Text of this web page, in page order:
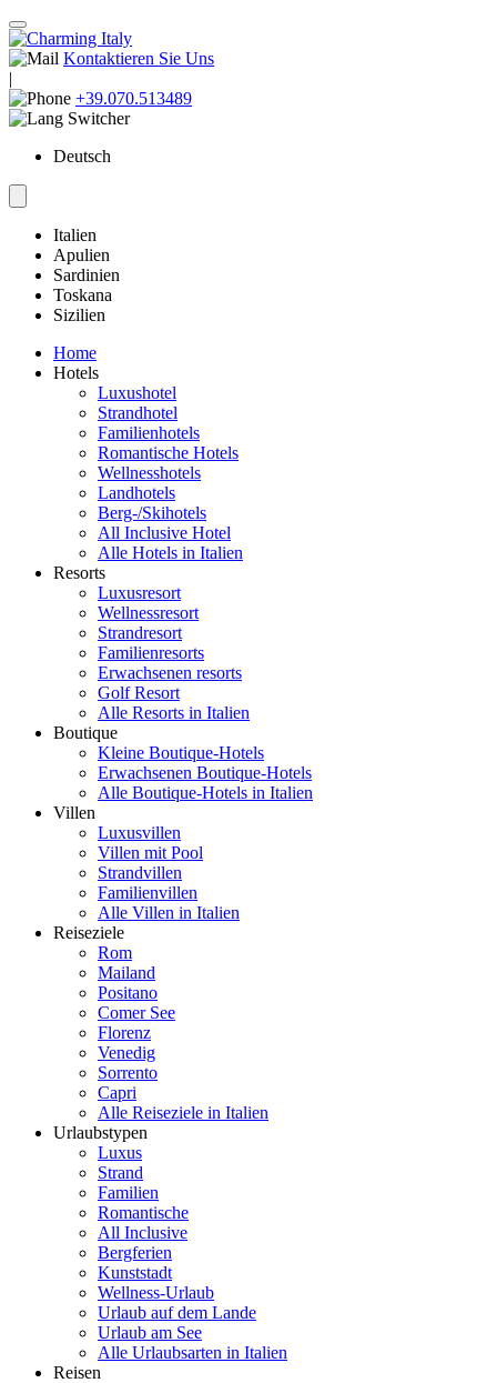
Kontaktieren Sie Uns
|
+39.070.513489
Deutsch
Italien
Apulien
Sardinien
Toskana
Sizilien
Home
Hotels
Luxushotel
Strandhotel
Familienhotels
Romantische Hotels
Wellnesshotels
Landhotels
Berg-/Skihotels
All Inclusive Hotel
Alle Hotels in Italien
Resorts
Luxusresort
Wellnessresort
Strandresort
Familienresorts
Erwachsenen resorts
Golf Resort
Alle Resorts in Italien
Boutique
Kleine Boutique-Hotels
Erwachsenen Boutique-Hotels
Alle Boutique-Hotels in Italien
Villen
Luxusvillen
Villen mit Pool
Strandvillen
Familienvillen
Alle Villen in Italien
Reiseziele
Rom
Mailand
Positano
Comer See
Florenz
Venedig
Sorrento
Capri
Alle Reiseziele in Italien
Urlaubstypen
Luxus
Strand
Familien
Romantische
All Inclusive
Bergferien
Kunststadt
Wellness-Urlaub
Urlaub auf dem Lande
Urlaub am See
Alle Urlaubsarten in Italien
Reisen